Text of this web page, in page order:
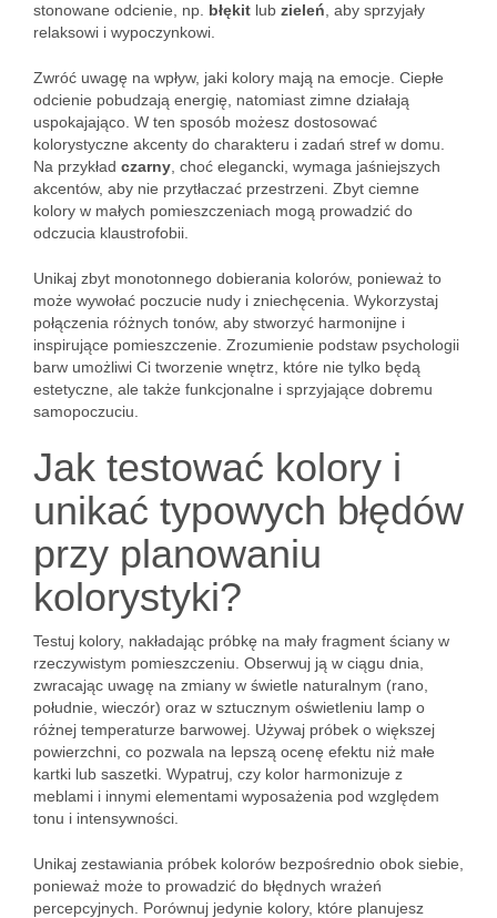
stonowane odcienie, np. błękit lub zieleń , aby sprzyjały
relaksowi i wypoczynkowi.
Zwróć uwagę na wpływ, jaki kolory mają na emocje. Ciepłe
odcienie pobudzają energię, natomiast zimne działają
uspokajająco. W ten sposób możesz dostosować
kolorystyczne akcenty do charakteru i zadań stref w domu.
Na przykład czarny , choć elegancki, wymaga jaśniejszych
akcentów, aby nie przytłaczać przestrzeni. Zbyt ciemne
kolory w małych pomieszczeniach mogą prowadzić do
odczucia klaustrofobii.
Unikaj zbyt monotonnego dobierania kolorów, ponieważ to
może wywołać poczucie nudy i zniechęcenia. Wykorzystaj
połączenia różnych tonów, aby stworzyć harmonijne i
inspirujące pomieszczenie. Zrozumienie podstaw psychologii
barw umożliwi Ci tworzenie wnętrz, które nie tylko będą
estetyczne, ale także funkcjonalne i sprzyjające dobremu
samopoczuciu.
Jak testować kolory i
unikać typowych błędów
przy planowaniu
kolorystyki?
Testuj kolory, nakładając próbkę na mały fragment ściany w
rzeczywistym pomieszczeniu. Obserwuj ją w ciągu dnia,
zwracając uwagę na zmiany w świetle naturalnym (rano,
południe, wieczór) oraz w sztucznym oświetleniu lamp o
różnej temperaturze barwowej. Używaj próbek o większej
powierzchni, co pozwala na lepszą ocenę efektu niż małe
kartki lub saszetki. Wypatruj, czy kolor harmonizuje z
meblami i innymi elementami wyposażenia pod względem
tonu i intensywności.
Unikaj zestawiania próbek kolorów bezpośrednio obok siebie,
ponieważ może to prowadzić do błędnych wrażeń
percepcyjnych. Porównuj jedynie kolory, które planujesz